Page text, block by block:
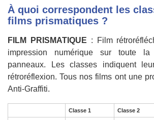
À quoi correspondent les
films prismatiques ?
FILM PRISMATIQUE : Film
impression numérique sur toute
panneaux. Les classes indiquent
rétroréflexion. Tous nos films ont une
Anti-Graffiti.
Classe 1 Classe 2